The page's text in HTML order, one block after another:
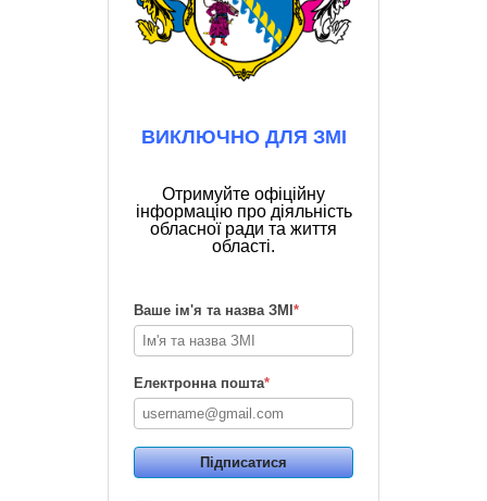
ВИКЛЮЧНО ДЛЯ ЗМІ
Отримуйте офіційну
інформацію про діяльність
обласної ради та життя
області.
Ваше ім'я та назва ЗМІ *
Електронна пошта*
Підписатися